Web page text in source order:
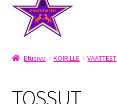
Kassa
Oma tili
OnnenTaisto
Etusivu KOIRILLE VAATTEET
TOSSUT